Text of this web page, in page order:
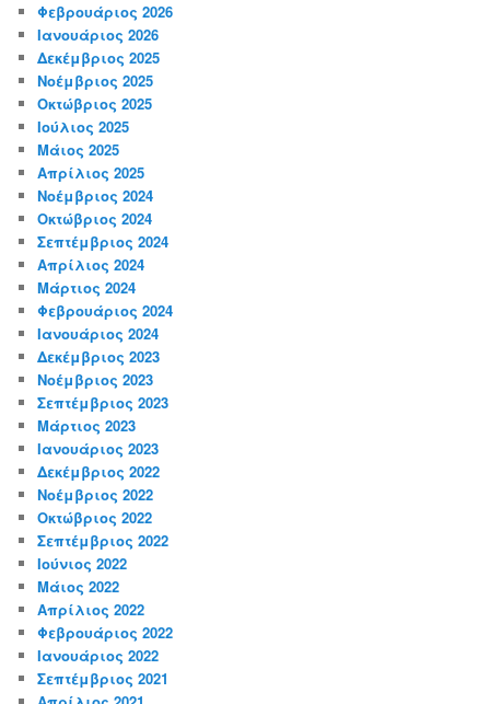
Φεβρουάριος 2026
Ιανουάριος 2026
Δεκέμβριος 2025
Νοέμβριος 2025
Οκτώβριος 2025
Ιούλιος 2025
Μάιος 2025
Απρίλιος 2025
Νοέμβριος 2024
Οκτώβριος 2024
Σεπτέμβριος 2024
Απρίλιος 2024
Μάρτιος 2024
Φεβρουάριος 2024
Ιανουάριος 2024
Δεκέμβριος 2023
Νοέμβριος 2023
Σεπτέμβριος 2023
Μάρτιος 2023
Ιανουάριος 2023
Δεκέμβριος 2022
Νοέμβριος 2022
Οκτώβριος 2022
Σεπτέμβριος 2022
Ιούνιος 2022
Μάιος 2022
Απρίλιος 2022
Φεβρουάριος 2022
Ιανουάριος 2022
Σεπτέμβριος 2021